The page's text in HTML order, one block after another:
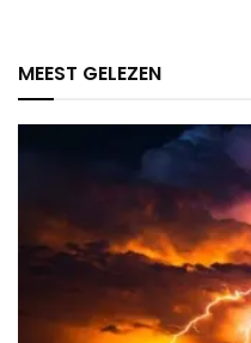
MEEST GELEZEN